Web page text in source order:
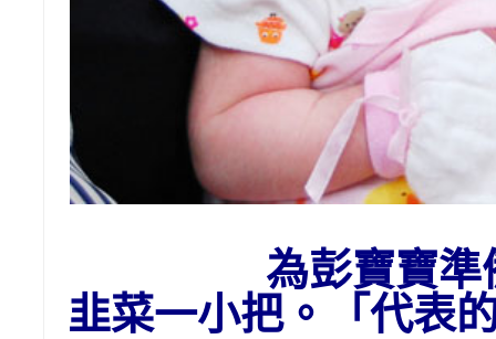
為彭寶寶準
韭菜一小把。「代表